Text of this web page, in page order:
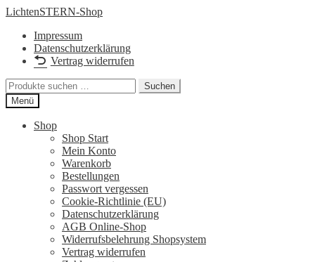
Zur
springen
Zum
springen
LichtenSTERN-Shop
Impressum
Datenschutzerklärung
Vertrag widerrufen
Suchen
nach:
Suchen
Menü
Shop
Shop Start
Mein Konto
Warenkorb
Bestellungen
Passwort vergessen
Cookie-Richtlinie (EU)
Datenschutzerklärung
AGB Online-Shop
Widerrufsbelehrung Shopsystem
Vertrag widerrufen